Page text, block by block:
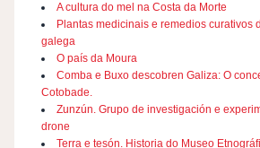
A cultura do mel na Costa da Morte
Plantas medicinais e remedios curativos
galega
O país da Moura
Comba e Buxo descobren Galiza: O
Cotobade.
Zunzún. Grupo de investigación e
drone
Terra e tesón. Historia do Museo